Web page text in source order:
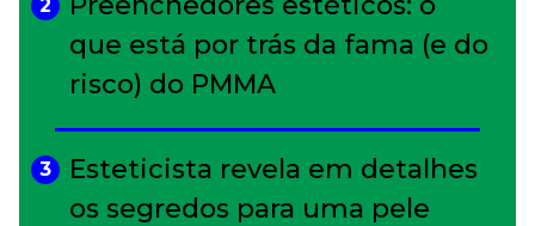
2
que está por trás da fama (e do
risco) do PMMA
3
Esteticista revela em detalhes
os segredos para uma pele